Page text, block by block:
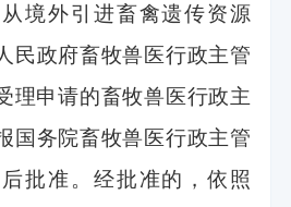
外引进畜禽遗传资源
民政府畜牧兽医行政主管
理申请的畜牧兽医行政主
国务院畜牧兽医行政主管
批准。经批准的，依照